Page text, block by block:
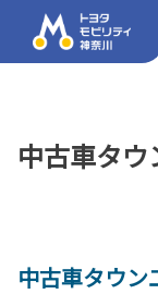
中古車タ
中古車タウ